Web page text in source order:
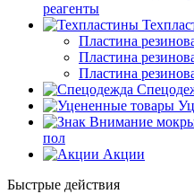
реагенты
Пластина
Пластина
Пластина
пол
Акции
Быстрые действия